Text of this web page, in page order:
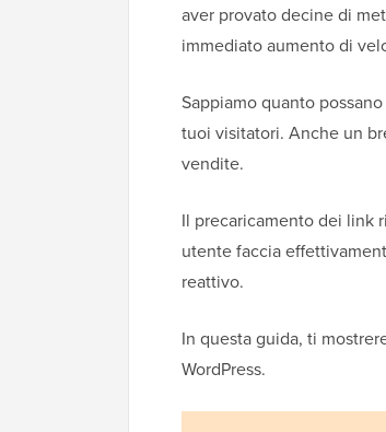
aver provato decine di
immediato aumento di
Sappiamo quanto
tuoi visitatori. Anche un
vendite.
Il precaricamento dei link
utente faccia
reattivo.
In questa guida, ti
WordPress.